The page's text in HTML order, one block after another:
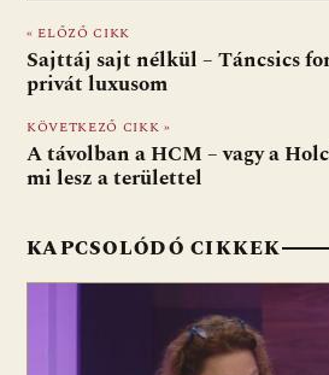
e
b
o
o
k
er at
s
A
p
p
d
di
ai
l
t
« ELŐZŐ CIKK
Sajttáj sajt nélkül – Táncsics
privát luxusom
KÖVETKEZŐ CIKK »
A távolban a HCM – vagy a
mi lesz a területtel
KAPCSOLÓDÓ CIKKEK